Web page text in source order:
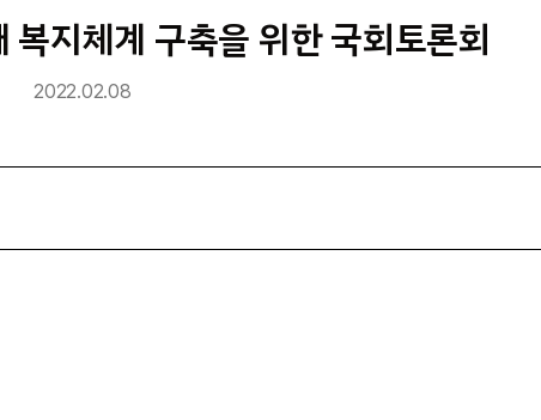
지체계 구축을 위한 국회토론회
2022.02.08